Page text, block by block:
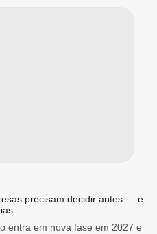
precisam decidir antes — e
entra em nova fase em 2027 e